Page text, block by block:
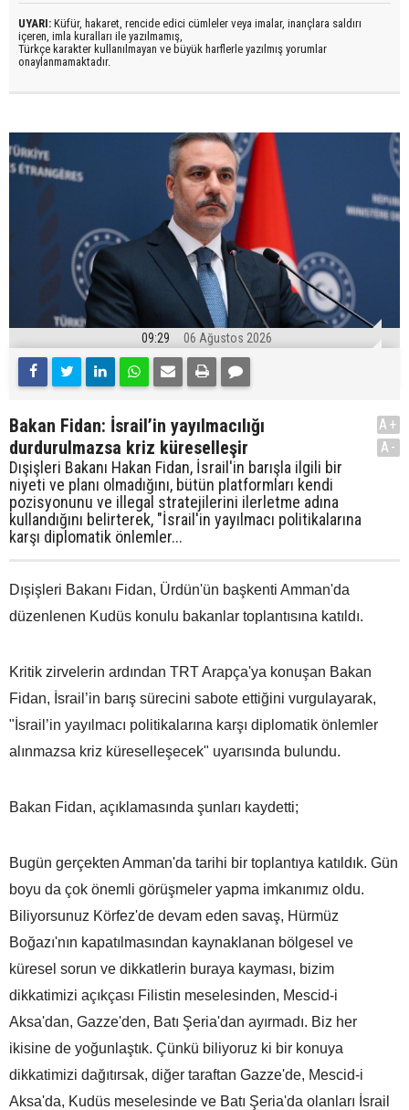
UYARI: Küfür, hakaret, rencide edici cümleler veya imalar, inançlara saldırı
içeren, imla kuralları ile yazılmamış,
Türkçe karakter kullanılmayan ve büyük harflerle yazılmış yorumlar
onaylanmamaktadır.
09:29 06 Ağustos 2026
Bakan Fidan: İsrail’in yayılmacılığı
durdurulmazsa kriz küreselleşir
Dışişleri Bakanı Hakan Fidan, İsrail'in barışla ilgili bir
niyeti ve planı olmadığını, bütün platformları kendi
pozisyonunu ve illegal stratejilerini ilerletme adına
kullandığını belirterek, "İsrail'in yayılmacı politikalarına
karşı diplomatik önlemler...
A+
A-
Dışişleri Bakanı Fidan, Ürdün'ün başkenti Amman'da
düzenlenen Kudüs konulu bakanlar toplantısına katıldı.
Kritik zirvelerin ardından TRT Arapça'ya konuşan Bakan
Fidan, İsrail’in barış sürecini sabote ettiğini vurgulayarak,
"İsrail’in yayılmacı politikalarına karşı diplomatik önlemler
alınmazsa kriz küreselleşecek" uyarısında bulundu.
Bakan Fidan, açıklamasında şunları kaydetti;
Bugün gerçekten Amman'da tarihi bir toplantıya katıldık. Gün
boyu da çok önemli görüşmeler yapma imkanımız oldu.
Biliyorsunuz Körfez'de devam eden savaş, Hürmüz
Boğazı'nın kapatılmasından kaynaklanan bölgesel ve
küresel sorun ve dikkatlerin buraya kayması, bizim
dikkatimizi açıkçası Filistin meselesinden, Mescid-i
Aksa'dan, Gazze'den, Batı Şeria'dan ayırmadı. Biz her
ikisine de yoğunlaştık. Çünkü biliyoruz ki bir konuya
dikkatimizi dağıtırsak, diğer taraftan Gazze'de, Mescid-i
Aksa'da, Kudüs meselesinde ve Batı Şeria'da olanları İsrail